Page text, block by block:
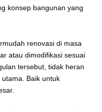
konsep bangunan yang
renovasi di masa
atau dimodifikasi sesuai
tersebut, tidak heran
Baik untuk